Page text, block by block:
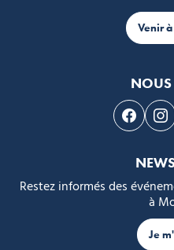
Venir
NOUS
Suivez-
Restez informés des
à
Je